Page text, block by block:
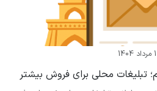
1 مرداد 1404
تبلیغات محلی برای فروش بیشتر